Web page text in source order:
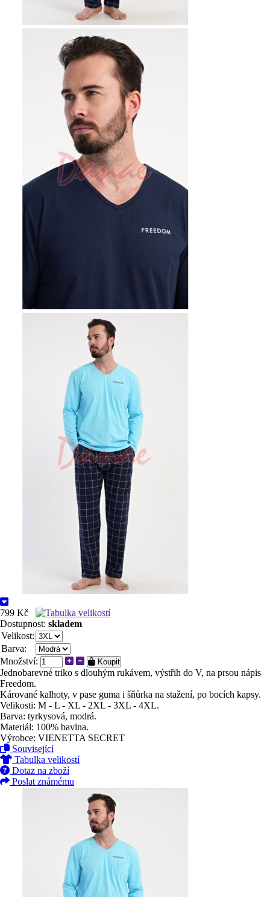
799 Kč
Dostupnost: skladem
Velikost:
Barva:
Množství:
Koupit
Jednobarevné triko s dlouhým rukávem, výstřih do V, na prsou nápis
Freedom.
Kárované kalhoty, v pase guma i šňůrka na stažení, po bocích kapsy.
Velikosti: M - L - XL - 2XL - 3XL - 4XL.
Barva: tyrkysová, modrá.
Materiál: 100% bavlna.
Výrobce: VIENETTA SECRET
Související
Tabulka velikostí
Dotaz na zboží
Poslat známému